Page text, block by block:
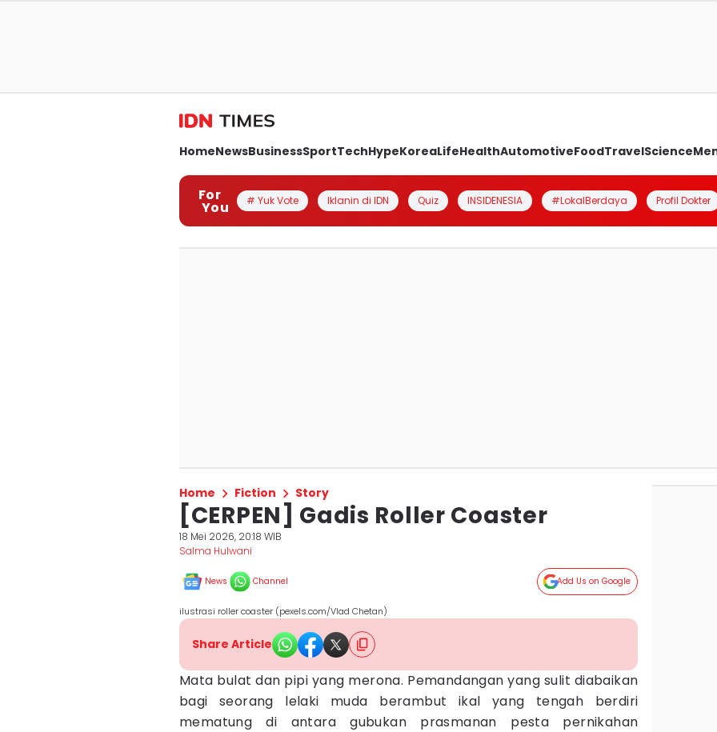
HomeNewsBusinessSportTechHypeKoreaLifeHealthAutomotiveFoodTravelScience
For
You # Yuk Vote Iklanin di IDN Quiz INSIDENESIA #LokalBerdaya Profil Dokter
Home Fiction Story
[CERPEN] Gadis Roller Coaster
18 Mei 2026, 20:18 WIB
Salma Hulwani
News Channel Add Us on Google
ilustrasi roller coaster (pexels.com/Vlad Chetan)
Share Article
Mata bulat dan pipi yang merona. Pemandangan yang sulit diabaikan
bagi seorang lelaki muda berambut ikal yang tengah berdiri
mematung di antara gubukan prasmanan pesta pernikahan